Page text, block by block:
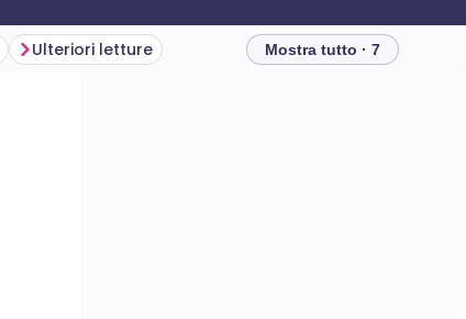
Ulteriori letture Mostra tutto · 7